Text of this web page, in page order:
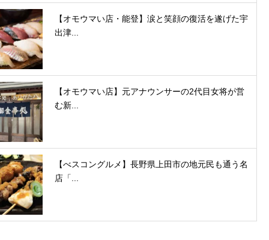
【オモウマい店・能登】涙と笑顔の復活を遂げた宇
出津...
【オモウマい店】元アナウンサーの2代目女将が営
む新...
【べスコングルメ】長野県上田市の地元民も通う名
店「...